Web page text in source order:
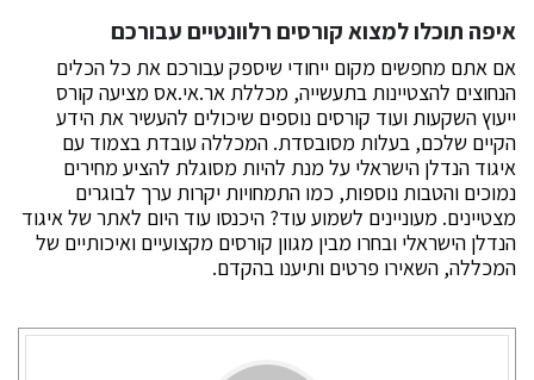
איפה תוכלו למצוא קורסים רלוונטיים עבורכם
אם אתם מחפשים מקום ייחודי שיספק עבורכם את כל הכלים
הנחוצים להצטיינות בתעשייה, מכללת אר.אי.אס מציעה קורס
ייעוץ השקעות ועוד קורסים נוספים שיכולים להעשיר את הידע
הקיים שלכם, בעלות מסובסדת. המכללה עובדת בצמוד עם
איגוד הנדלן הישראלי על מנת להיות מסוגלת להציע מחירים
נמוכים והטבות נוספות, כמו התמחויות יקרות ערך לבוגרים
מצטיינים. מעוניינים לשמוע עוד? היכנסו עוד היום לאתר של איגוד
הנדלן הישראלי ובחרו מבין מגוון קורסים מקצועיים ואיכותיים של
המכללה, השאירו פרטים ותיענו בהקדם.